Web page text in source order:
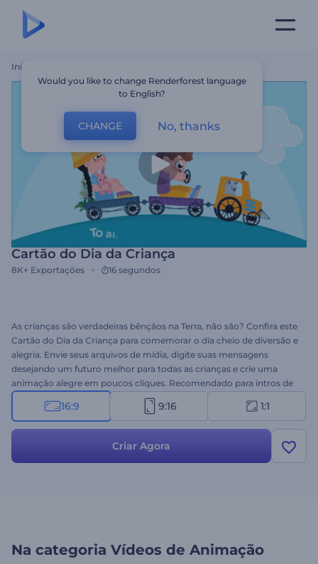
Início
Cartão do Dia da Criança
8K+ Exportações 16 segundos
As crianças são verdadeiras bênçãos na Terra, não são? Confira este
Cartão do Dia da Criança para comemorar o dia cheio de diversão e
alegria. Envie seus arquivos de mídia, digite suas mensagens
desejando um futuro melhor para todas as crianças e crie uma
animação alegre em poucos cliques. Recomendado para intros de
feriado, saudações em vídeo, convites de festas, comerciais de TV,
aberturas de apresentações e muito mais. Dê uma chance agora!
16:9 9:16 1:1
Criar Agora
Na categoria Vídeos de Animação
Would you like to change Renderforest language
to English?
CHANGE No, thanks